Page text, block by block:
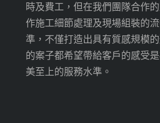
時及費工，但在我們團隊合作
作施工細節處理及現場組裝的
準，不僅打造出具有質感規模
的案子都希望帶給客戶的感受
美至上的服務水準。